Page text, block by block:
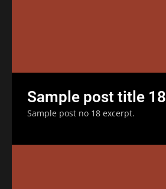
Sample post title 18
Sample post no 18 excerpt.